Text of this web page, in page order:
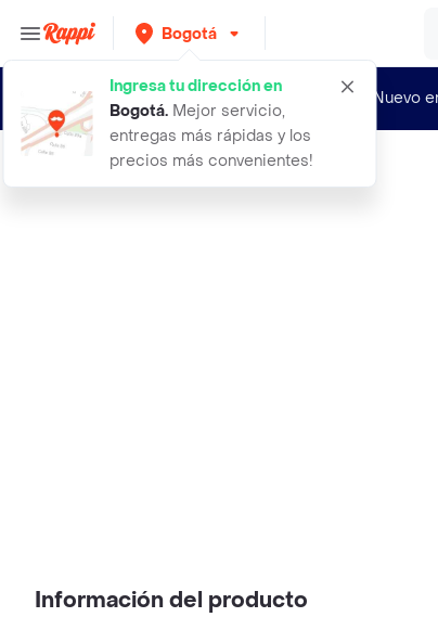
Bogotá
Ingresa tu dirección en
Bogotá. Mejor servicio,
entregas más rápidas y los
precios más convenientes!
¿Nuevo
filtro de agua 14 litros
Información del producto